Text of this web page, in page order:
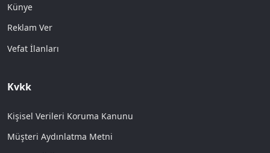
Künye
Reklam Ver
Vefat İlanları
Kvkk
Kişisel Verileri Koruma Kanunu
Müşteri Aydınlatma Metni